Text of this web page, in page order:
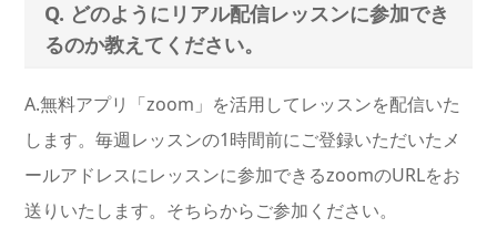
Q. どのようにリアル配信レッスンに参加でき
るのか教えてください。
A.無料アプリ「zoom」を活用してレッスンを配信いた
します。毎週レッスンの1時間前にご登録いただいたメ
ールアドレスにレッスンに参加できるzoomのURLをお
送りいたします。そちらからご参加ください。